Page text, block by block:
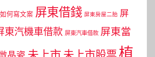
如何寫文案 屏東借錢 屏東房屋二胎 屏
東汽機車借款 屏東汽車借款 屏東當
植